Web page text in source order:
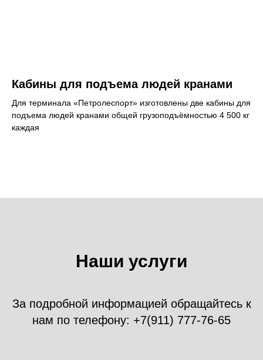
Кабины для подъема людей кранами
Для терминала «Петролеспорт» изготовлены две кабины для
подъема людей кранами общей грузоподъёмностью 4 500 кг
каждая
Наши услуги
За подробной информацией обращайтесь к
нам по телефону: +7(911) 777-76-65